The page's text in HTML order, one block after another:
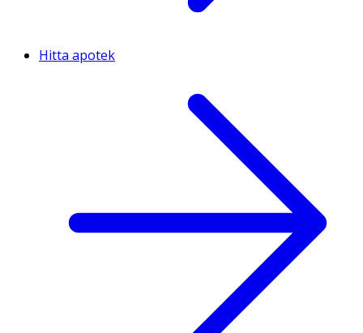
Hitta apotek